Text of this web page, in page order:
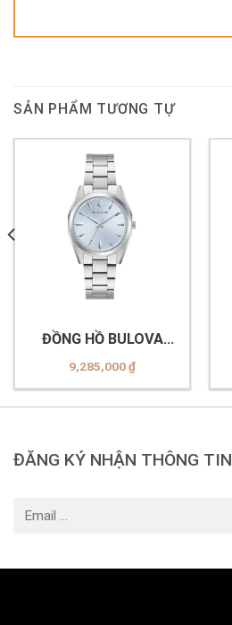
SẢN PHẨM TƯƠNG TỰ
ĐỒNG HỒ BULOVA
9,285,000₫
ĐĂNG KÝ NHẬN THÔNG TIN